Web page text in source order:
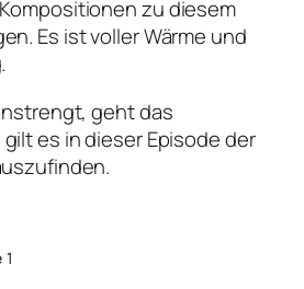
zu diesem
Es ist voller Wärme und
geht das
es in dieser Episode der